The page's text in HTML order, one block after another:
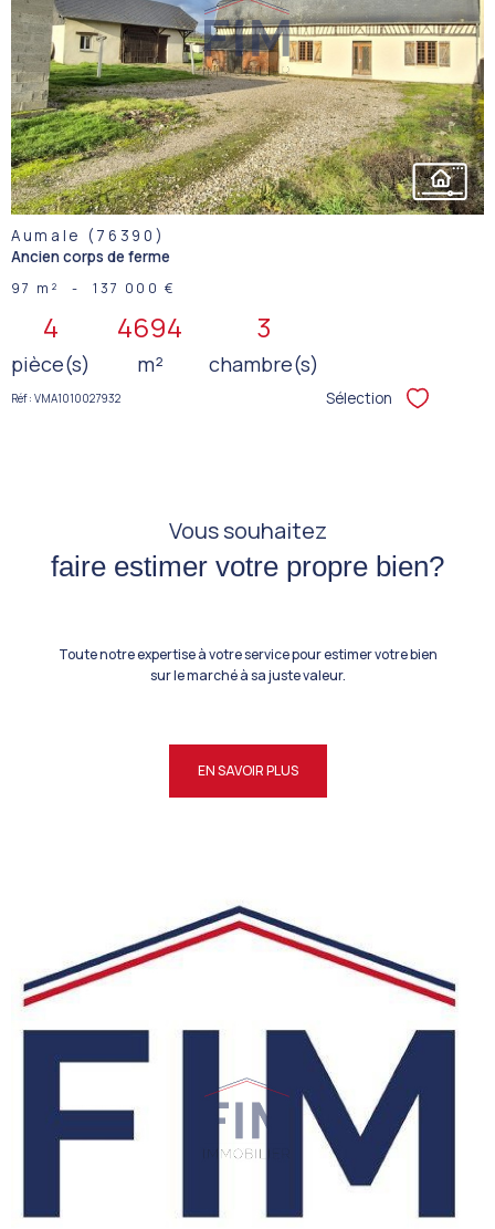
VOIR LE
BIEN
Aumale (76390)
Ancien corps de ferme
97 m² - 137 000 €
4
pièce(s)
4694
m²
3
chambre(s)
Réf : VMA1010027932 Sélection Sélectionner
Vous souhaitez
faire estimer votre propre bien?
Toute notre expertise à votre service pour estimer votre bien
sur le marché à sa juste valeur.
EN SAVOIR PLUS
VOIR LE
BIEN